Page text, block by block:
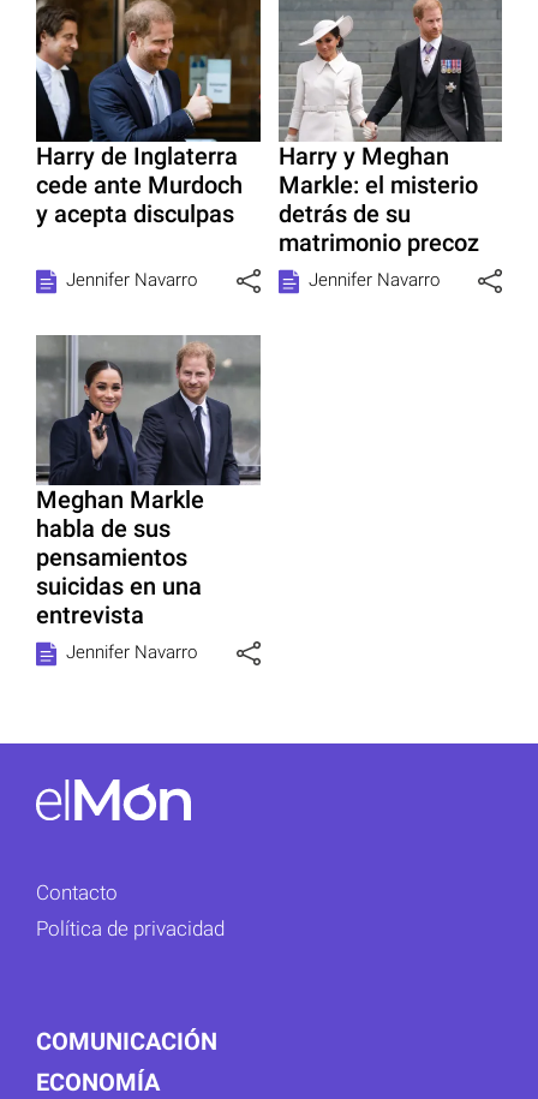
Harry de Inglaterra
cede ante Murdoch
y acepta disculpas
Jennifer Navarro
Harry y Meghan
Markle: el misterio
detrás de su
matrimonio precoz
Jennifer Navarro
Meghan Markle
habla de sus
pensamientos
suicidas en una
entrevista
Jennifer Navarro
Contacto
Política de privacidad
COMUNICACIÓN
ECONOMÍA